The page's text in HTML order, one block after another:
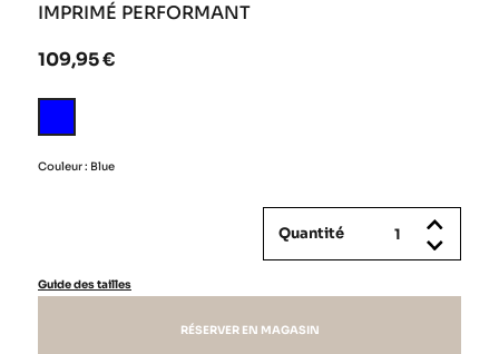
IMPRIMÉ PERFORMANT
109,95 €
Couleur : Blue
Quantité
Guide des tailles
RÉSERVER EN MAGASIN